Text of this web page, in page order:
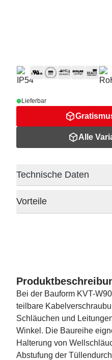
Lieferbar
Alle
Technische Daten
Vorteile
Bei der Bauform KVT-
teilbare
Schläuchen und
Winkel. Die Baureihe
Halterung von
Abstufung der